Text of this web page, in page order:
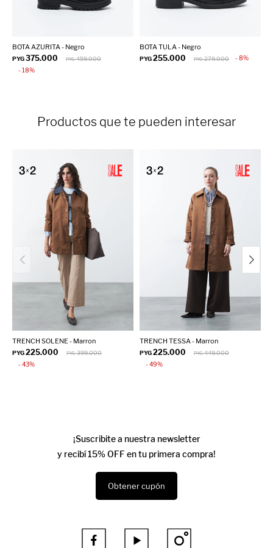
BOTA AZURITA - Negro
PYG375.000 PYG 459.000
18
BOTA TULA - Negro
PYG255.000 PYG 279.000 8
Productos que te pueden interesar
TRENCH SOLENE - Marron
PYG225.000 PYG 399.000
43
TRENCH TESSA - Marron
PYG225.000 PYG 449.000
49
¡Suscribite a nuestra newsletter
y recibí 15% OFF en tu primera compra!
Obtener cupón
  